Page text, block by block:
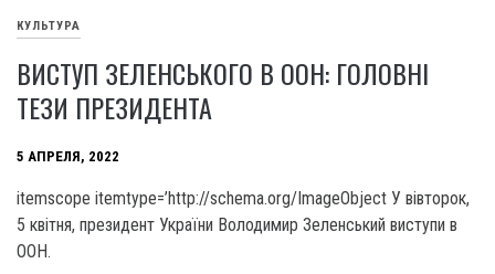
КУЛЬТУРА
ВИСТУП ЗЕЛЕНСЬКОГО В ООН: ГОЛОВНІ
ТЕЗИ ПРЕЗИДЕНТА
5 АПРЕЛЯ, 2022
itemscope itemtype=’http://schema.org/ImageObject У вівторок,
5 квітня, президент України Володимир Зеленський виступи в
ООН.